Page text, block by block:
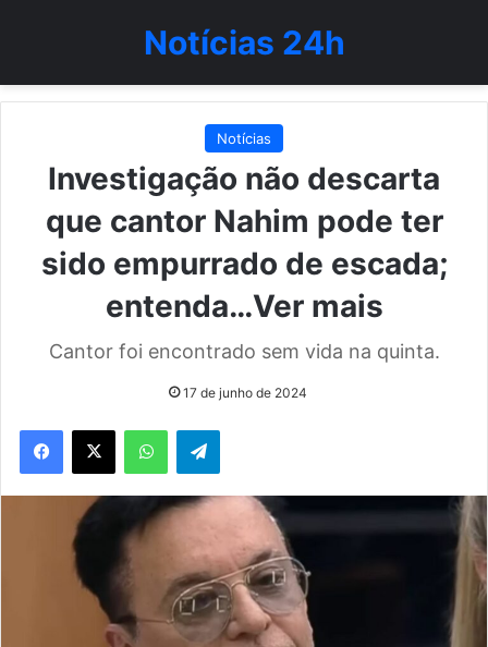
Notícias 24h
Notícias
Investigação não descarta
que cantor Nahim pode ter
sido empurrado de escada;
entenda…Ver mais
Cantor foi encontrado sem vida na quinta.
17 de junho de 2024
WhatsAppTelegram